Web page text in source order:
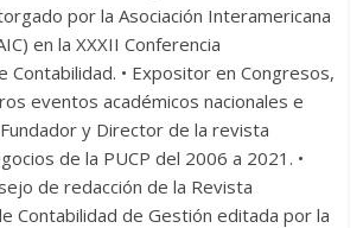
por la Asociación Interamericana
en la XXXII Conferencia
Contabilidad. • Expositor en Congresos,
eventos académicos nacionales e
y Director de la revista
de la PUCP del 2006 a 2021. •
de redacción de la Revista
Contabilidad de Gestión editada por la